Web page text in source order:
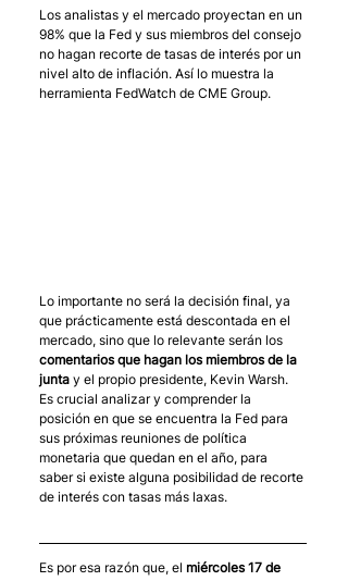
Los analistas y el mercado proyectan en un
98% que la Fed y sus miembros del consejo
no hagan recorte de tasas de interés por un
nivel alto de inflación. Así lo muestra la
herramienta FedWatch de CME Group.
Lo importante no será la decisión final, ya
que prácticamente está descontada en el
mercado, sino que lo relevante serán los
comentarios que hagan los miembros de la
junta y el propio presidente, Kevin Warsh.
Es crucial analizar y comprender la
posición en que se encuentra la Fed para
sus próximas reuniones de política
monetaria que quedan en el año, para
saber si existe alguna posibilidad de recorte
de interés con tasas más laxas.
Es por esa razón que, el miércoles 17 de